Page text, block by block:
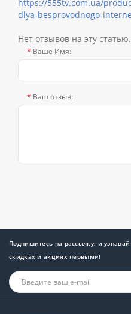
https://555tv.com.ua/
dlya-besprovodnogo-
Нет отзывов на эту статью.
Ваше Имя:
Ваш отзыв:
Подпишитесь на рассылку, и
скидках и акциях первыми!